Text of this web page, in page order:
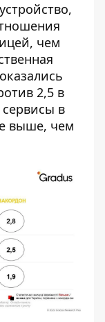
чем
2,5 в
в
выше, чем